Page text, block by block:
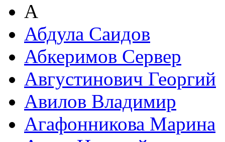
А
Абдула Саидов
Абкеримов Сервер
Августинович Георгий
Авилов Владимир
Агафонникова Марина